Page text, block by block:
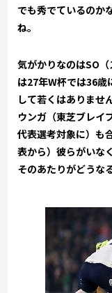
でも秀でているのか
ね。
気がかりなのはSO
は27年W杯では36歳
して若くはありませ
ウンガ（東芝ブレイ
代表選考対象に）も
表から）彼らがいな
そのあたりがどうな